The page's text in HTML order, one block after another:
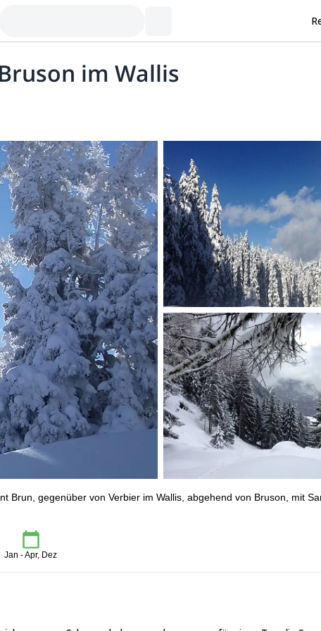
im Wallis
Brun, gegenüber von Verbier im Wallis, abgehend von Bruson, mit
Jan - Apr, Dez